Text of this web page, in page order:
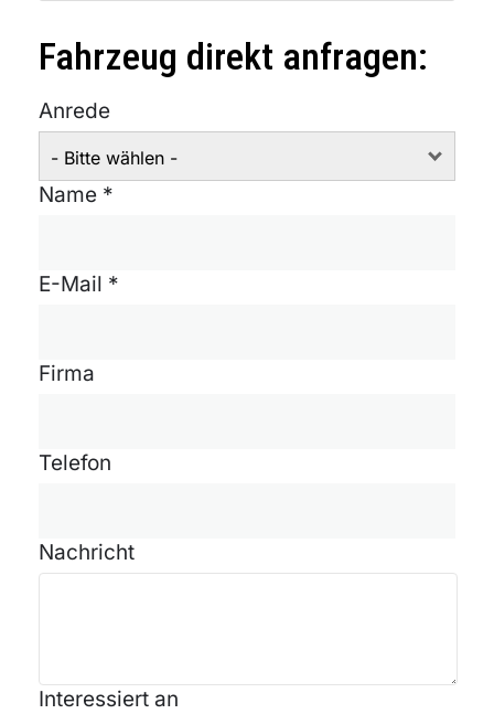
Fahrzeug direkt anfragen:
Anrede
- Bitte wählen -
Name *
E-Mail *
Firma
Telefon
Nachricht
Interessiert an